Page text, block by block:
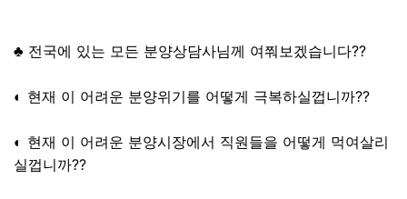
♣ 전국에 있는 모든 분양상담사님께 여쭤보겠습니다??
◐ 현재 이 어려운 분양위기를 어떻게 극복하실껍니까??
◐ 현재 이 어려운 분양시장에서 직원들을 어떻게 먹여살리
실껍니까??